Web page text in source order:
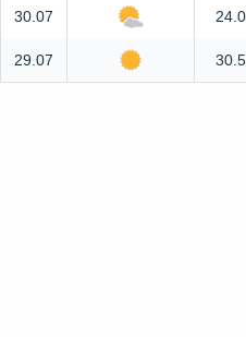
30.07
29.07